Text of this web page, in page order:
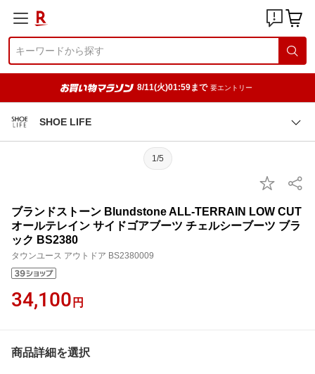
8/11(火)01:59まで 要エントリー
SHOE LIFE
1/5
ブランドストーン Blundstone ALL-TERRAIN LOW CUT
オールテレイン サイドゴアブーツ チェルシーブーツ ブラ
ック BS2380
タウンユース アウトドア BS2380009
34,100 円
商品詳細を選択